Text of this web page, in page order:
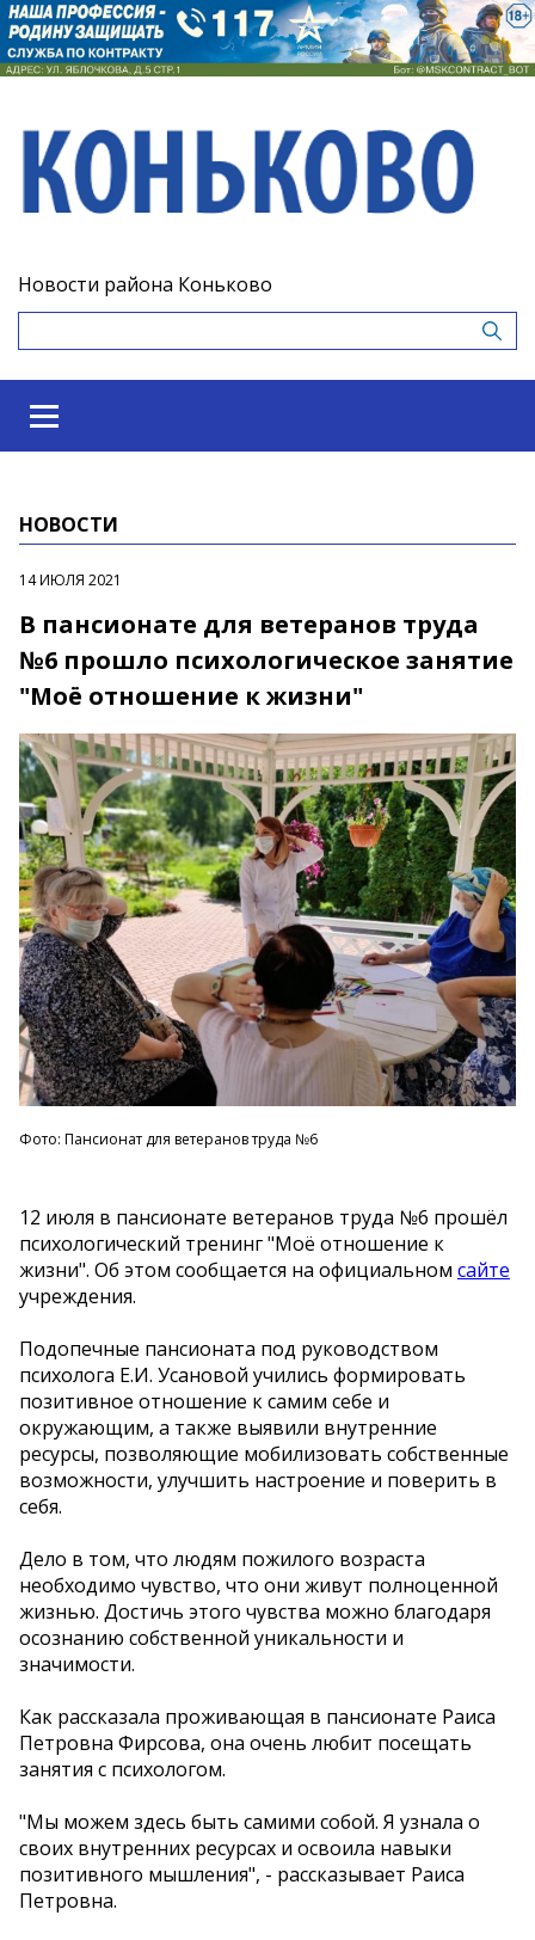
Новости района Коньково
НОВОСТИ
14 ИЮЛЯ 2021
В пансионате для ветеранов труда
№6 прошло психологическое занятие
"Моё отношение к жизни"
Фото: Пансионат для ветеранов труда №6
12 июля в пансионате ветеранов труда №6 прошёл
психологический тренинг "Моё отношение к
жизни". Об этом сообщается на официальном сайте
учреждения.
Подопечные пансионата под руководством
психолога Е.И. Усановой учились формировать
позитивное отношение к самим себе и
окружающим, а также выявили внутренние
ресурсы, позволяющие мобилизовать собственные
возможности, улучшить настроение и поверить в
себя.
Дело в том, что людям пожилого возраста
необходимо чувство, что они живут полноценной
жизнью. Достичь этого чувства можно благодаря
осознанию собственной уникальности и
значимости.
Как рассказала проживающая в пансионате Раиса
Петровна Фирсова, она очень любит посещать
занятия с психологом.
"Мы можем здесь быть самими собой. Я узнала о
своих внутренних ресурсах и освоила навыки
позитивного мышления", - рассказывает Раиса
Петровна.